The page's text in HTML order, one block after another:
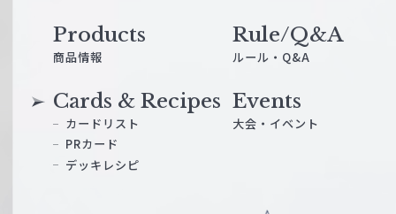
Products
商品情報
Cards & Recipes
カードリスト
PRカード
デッキレシピ
Events
大会・イベント
Rule/Q&A
ルール・Q&A